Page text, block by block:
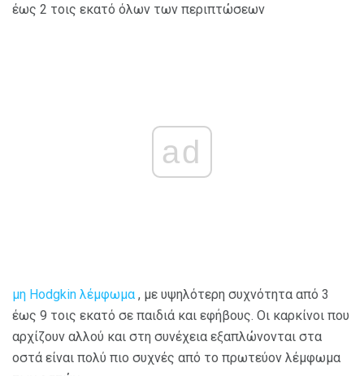
έως 2 τοις εκατό όλων των περιπτώσεων
ad
μη Hodgkin λέμφωμα , με υψηλότερη συχνότητα από 3
έως 9 τοις εκατό σε παιδιά και εφήβους. Οι καρκίνοι που
αρχίζουν αλλού και στη συνέχεια εξαπλώνονται στα
οστά είναι πολύ πιο συχνές από το πρωτεύον λέμφωμα